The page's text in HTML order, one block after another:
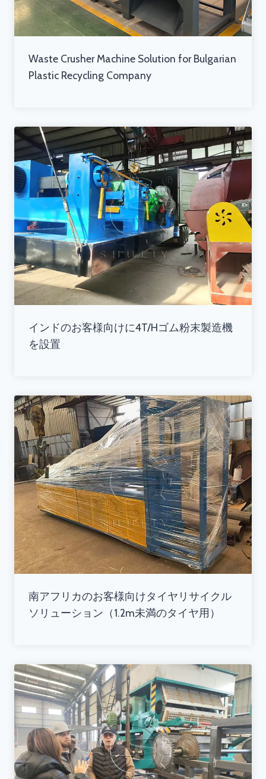
Waste Crusher Machine Solution for Bulgarian
Plastic Recycling Company
インドのお客様向けに4T/Hゴム粉末製造機
を設置
南アフリカのお客様向けタイヤリサイクル
ソリューション（1.2m未満のタイヤ用）